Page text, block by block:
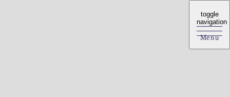
toggle
navigation
Menu
toggle
navigation
Menu